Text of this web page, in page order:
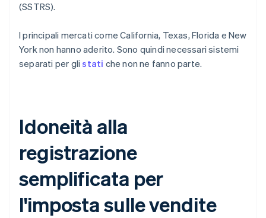
(SSTRS).
I principali mercati come California, Texas, Florida e New
York non hanno aderito. Sono quindi necessari sistemi
separati per glistati che non ne fanno parte.
Idoneità alla
registrazione
semplificata per
l'imposta sulle vendite